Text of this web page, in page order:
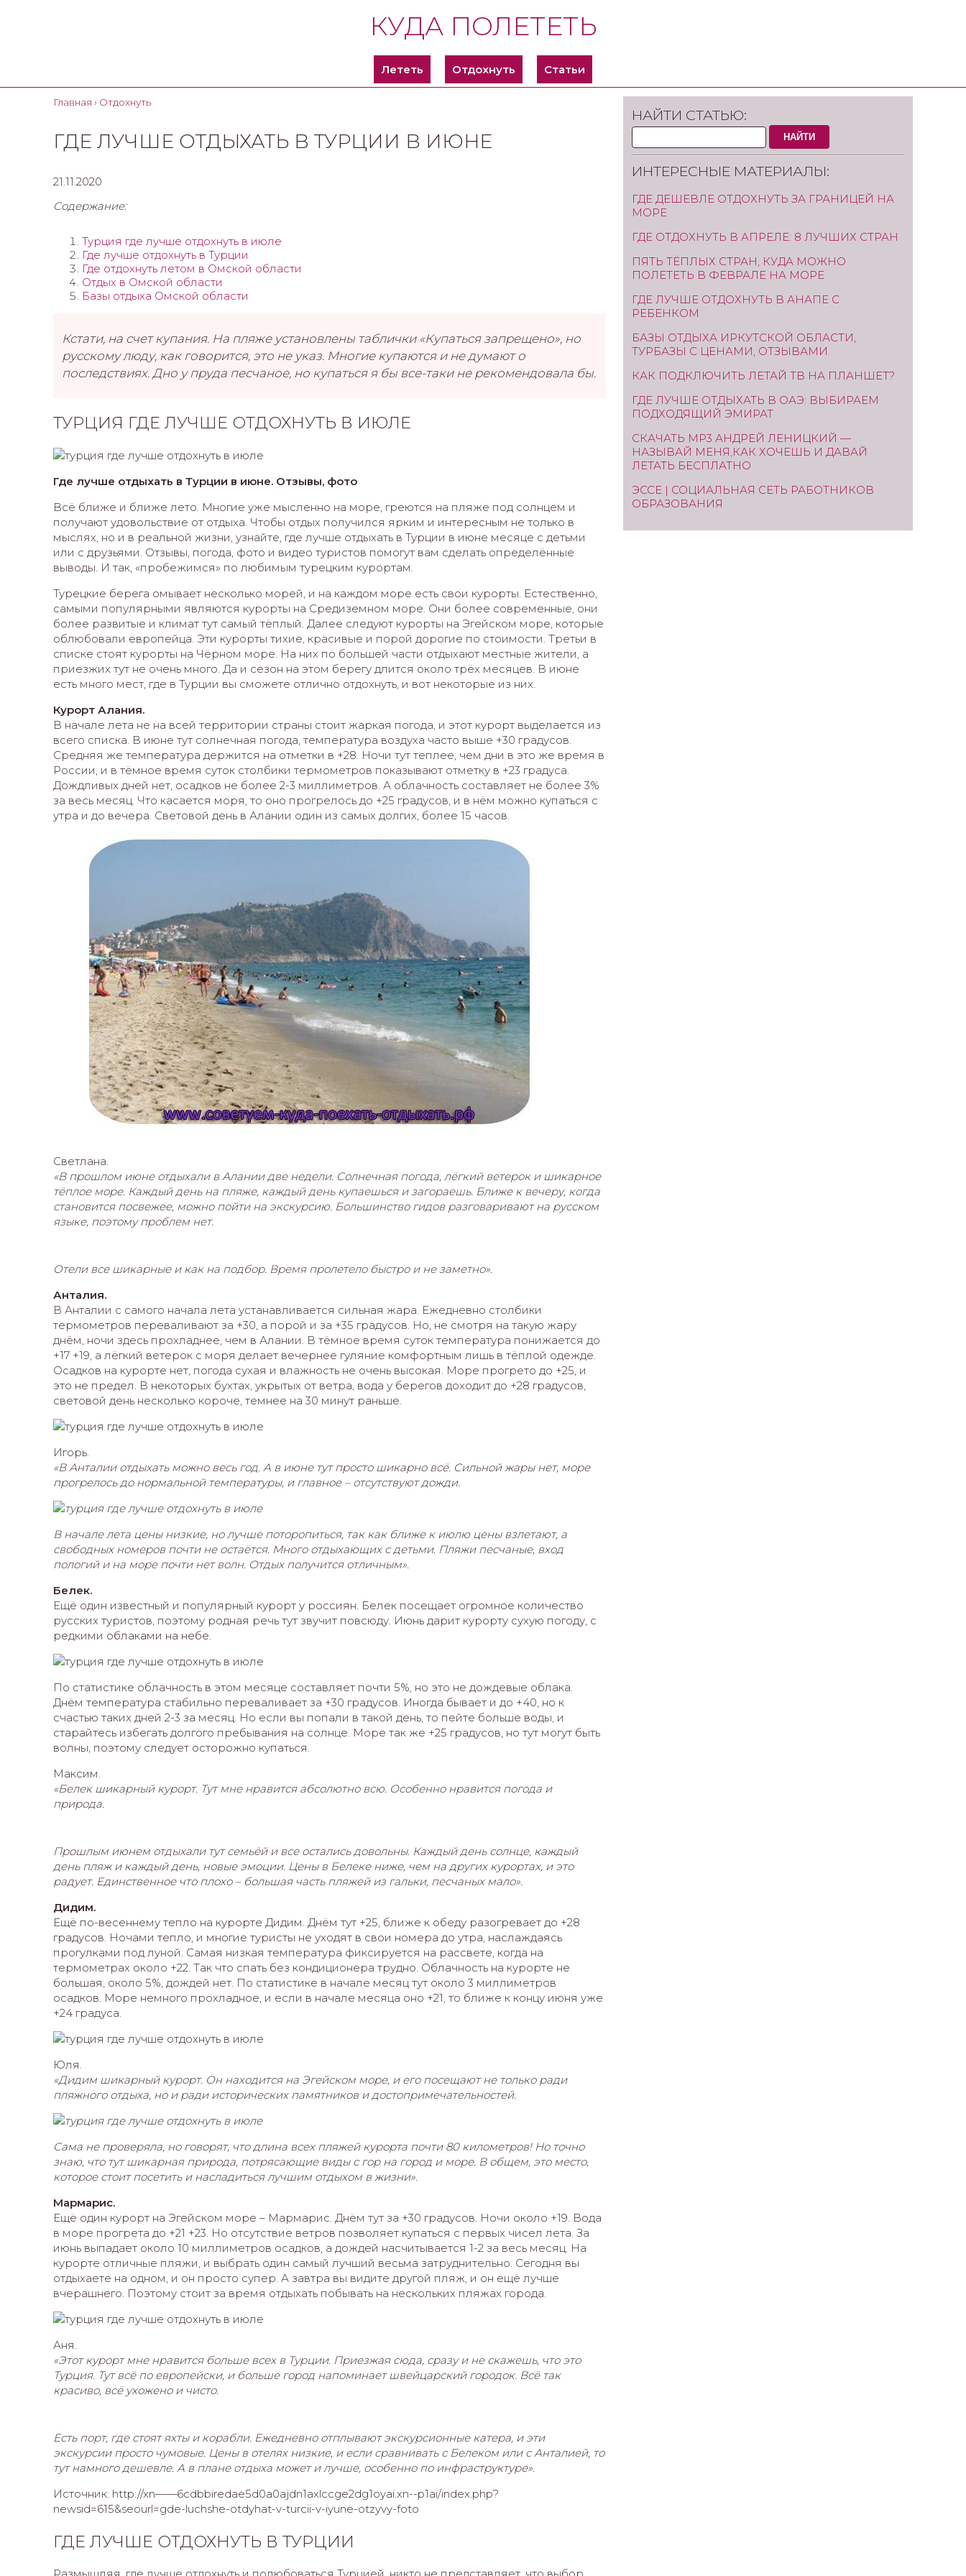
КУДА ПОЛЕТЕТЬ
Лететь Отдохнуть Статьи
Главная › Отдохнуть
ГДЕ ЛУЧШЕ ОТДЫХАТЬ В ТУРЦИИ В ИЮНЕ
21.11.2020
Содержание:
Турция где лучше отдохнуть в июле
Где лучше отдохнуть в Турции
Где отдохнуть летом в Омской области
Отдых в Омской области
Базы отдыха Омской области
Кстати, на счет купания. На пляже установлены таблички «Купаться запрещено», но
русскому люду, как говорится, это не указ. Многие купаются и не думают о
последствиях. Дно у пруда песчаное, но купаться я бы все-таки не рекомендовала бы.
ТУРЦИЯ ГДЕ ЛУЧШЕ ОТДОХНУТЬ В ИЮЛЕ
Где лучше отдыхать в Турции в июне. Отзывы, фото
Всё ближе и ближе лето. Многие уже мысленно на море, греются на пляже под солнцем и
получают удовольствие от отдыха. Чтобы отдых получился ярким и интересным не только в
мыслях, но и в реальной жизни, узнайте, где лучше отдыхать в Турции в июне месяце с детьми
или с друзьями. Отзывы, погода, фото и видео туристов помогут вам сделать определённые
выводы. И так, «пробежимся» по любимым турецким курортам.
Турецкие берега омывает несколько морей, и на каждом море есть свои курорты. Естественно,
самыми популярными являются курорты на Средиземном море. Они более современные, они
более развитые и климат тут самый тёплый. Далее следуют курорты на Эгейском море, которые
облюбовали европейца. Эти курорты тихие, красивые и порой дорогие по стоимости. Третьи в
списке стоят курорты на Чёрном море. На них по большей части отдыхают местные жители, а
приезжих тут не очень много. Да и сезон на этом берегу длится около трёх месяцев. В июне
есть много мест, где в Турции вы сможете отлично отдохнуть, и вот некоторые из них.
Курорт Алания.
В начале лета не на всей территории страны стоит жаркая погода, и этот курорт выделается из
всего списка. В июне тут солнечная погода, температура воздуха часто выше +30 градусов.
Средняя же температура держится на отметки в +28. Ночи тут теплее, чем дни в это же время в
России, и в тёмное время суток столбики термометров показывают отметку в +23 градуса.
Дождливых дней нет, осадков не более 2-3 миллиметров. А облачность составляет не более 3%
за весь месяц. Что касается моря, то оно прогрелось до +25 градусов, и в нём можно купаться с
утра и до вечера. Световой день в Алании один из самых долгих, более 15 часов.
Светлана.
«В прошлом июне отдыхали в Алании две недели. Солнечная погода, лёгкий ветерок и шикарное
тёплое море. Каждый день на пляже, каждый день купаешься и загораешь. Ближе к вечеру, когда
становится посвежее, можно пойти на экскурсию. Большинство гидов разговаривают на русском
языке, поэтому проблем нет.
Отели все шикарные и как на подбор. Время пролетело быстро и не заметно».
Анталия.
В Анталии с самого начала лета устанавливается сильная жара. Ежедневно столбики
термометров переваливают за +30, а порой и за +35 градусов. Но, не смотря на такую жару
днём, ночи здесь прохладнее, чем в Алании. В тёмное время суток температура понижается до
+17 +19, а лёгкий ветерок с моря делает вечернее гуляние комфортным лишь в тёплой одежде.
Осадков на курорте нет, погода сухая и влажность не очень высокая. Море прогрето до +25, и
это не предел. В некоторых бухтах, укрытых от ветра, вода у берегов доходит до +28 градусов,
световой день несколько короче, темнее на 30 минут раньше.
Игорь.
«В Анталии отдыхать можно весь год. А в июне тут просто шикарно всё. Сильной жары нет, море
прогрелось до нормальной температуры, и главное – отсутствуют дожди.
В начале лета цены низкие, но лучше поторопиться, так как ближе к июлю цены взлетают, а
свободных номеров почти не остаётся. Много отдыхающих с детьми. Пляжи песчаные, вход
пологий и на море почти нет волн. Отдых получится отличным».
Белек.
Ещё один известный и популярный курорт у россиян. Белек посещает огромное количество
русских туристов, поэтому родная речь тут звучит повсюду. Июнь дарит курорту сухую погоду, с
редкими облаками на небе.
По статистике облачность в этом месяце составляет почти 5%, но это не дождевые облака.
Днём температура стабильно переваливает за +30 градусов. Иногда бывает и до +40, но к
счастью таких дней 2-3 за месяц. Но если вы попали в такой день, то пейте больше воды, и
старайтесь избегать долгого пребывания на солнце. Море так же +25 градусов, но тут могут быть
волны, поэтому следует осторожно купаться.
Максим.
«Белек шикарный курорт. Тут мне нравится абсолютно всю. Особенно нравится погода и
природа.
Прошлым июнем отдыхали тут семьёй и все остались довольны. Каждый день солнце, каждый
день пляж и каждый день, новые эмоции. Цены в Белеке ниже, чем на других курортах, и это
радует. Единственное что плохо – большая часть пляжей из гальки, песчаных мало».
Дидим.
Ещё по-весеннему тепло на курорте Дидим. Днём тут +25, ближе к обеду разогревает до +28
градусов. Ночами тепло, и многие туристы не уходят в свои номера до утра, наслаждаясь
прогулками под луной. Самая низкая температура фиксируется на рассвете, когда на
термометрах около +22. Так что спать без кондиционера трудно. Облачность на курорте не
большая, около 5%, дождей нет. По статистике в начале месяц тут около 3 миллиметров
осадков. Море немного прохладное, и если в начале месяца оно +21, то ближе к концу июня уже
+24 градуса.
Юля.
«Дидим шикарный курорт. Он находится на Эгейском море, и его посещают не только ради
пляжного отдыха, но и ради исторических памятников и достопримечательностей.
Сама не проверяла, но говорят, что длина всех пляжей курорта почти 80 километров! Но точно
знаю, что тут шикарная природа, потрясающие виды с гор на город и море. В общем, это место,
которое стоит посетить и насладиться лучшим отдыхом в жизни».
Мармарис.
Ещё один курорт на Эгейском море – Мармарис. Днём тут за +30 градусов. Ночи около +19. Вода
в море прогрета до +21 +23. Но отсутствие ветров позволяет купаться с первых чисел лета. За
июнь выпадает около 10 миллиметров осадков, а дождей насчитывается 1-2 за весь месяц. На
курорте отличные пляжи, и выбрать один самый лучший весьма затруднительно. Сегодня вы
отдыхаете на одном, и он просто супер. А завтра вы видите другой пляж, и он ещё лучше
вчерашнего. Поэтому стоит за время отдыхать побывать на нескольких пляжах города.
Аня.
«Этот курорт мне нравится больше всех в Турции. Приезжая сюда, сразу и не скажешь, что это
Турция. Тут всё по европейски, и больше город напоминает швейцарский городок. Всё так
красиво, всё ухожено и чисто.
Есть порт, где стоят яхты и корабли. Ежедневно отплывают экскурсионные катера, и эти
экскурсии просто чумовые. Цены в отелях низкие, и если сравнивать с Белеком или с Анталией, то
тут намного дешевле. А в плане отдыха может и лучше, особенно по инфраструктуре».
Источник: http://xn——6cdbbiredae5d0a0ajdn1axlccge2dg1oyai.xn--p1ai/index.php?
newsid=615&seourl=gde-luchshe-otdyhat-v-turcii-v-iyune-otzyvy-foto
ГДЕ ЛУЧШЕ ОТДОХНУТЬ В ТУРЦИИ
НАЙТИ СТАТЬЮ:
НАЙТИ
ИНТЕРЕСНЫЕ МАТЕРИАЛЫ:
ГДЕ ДЕШЕВЛЕ ОТДОХНУТЬ ЗА ГРАНИЦЕЙ НА
МОРЕ
ГДЕ ОТДОХНУТЬ В АПРЕЛЕ: 8 ЛУЧШИХ СТРАН
ПЯТЬ ТЁПЛЫХ СТРАН, КУДА МОЖНО
ПОЛЕТЕТЬ В ФЕВРАЛЕ НА МОРЕ
ГДЕ ЛУЧШЕ ОТДОХНУТЬ В АНАПЕ С
РЕБЕНКОМ
БАЗЫ ОТДЫХА ИРКУТСКОЙ ОБЛАСТИ,
ТУРБАЗЫ С ЦЕНАМИ, ОТЗЫВАМИ
КАК ПОДКЛЮЧИТЬ ЛЕТАЙ ТВ НА ПЛАНШЕТ?
ГДЕ ЛУЧШЕ ОТДЫХАТЬ В ОАЭ: ВЫБИРАЕМ
ПОДХОДЯЩИЙ ЭМИРАТ
СКАЧАТЬ MP3 АНДРЕЙ ЛЕНИЦКИЙ —
НАЗЫВАЙ МЕНЯ,КАК ХОЧЕШЬ И ДАВАЙ
ЛЕТАТЬ БЕСПЛАТНО
ЭССЕ | СОЦИАЛЬНАЯ СЕТЬ РАБОТНИКОВ
ОБРАЗОВАНИЯ